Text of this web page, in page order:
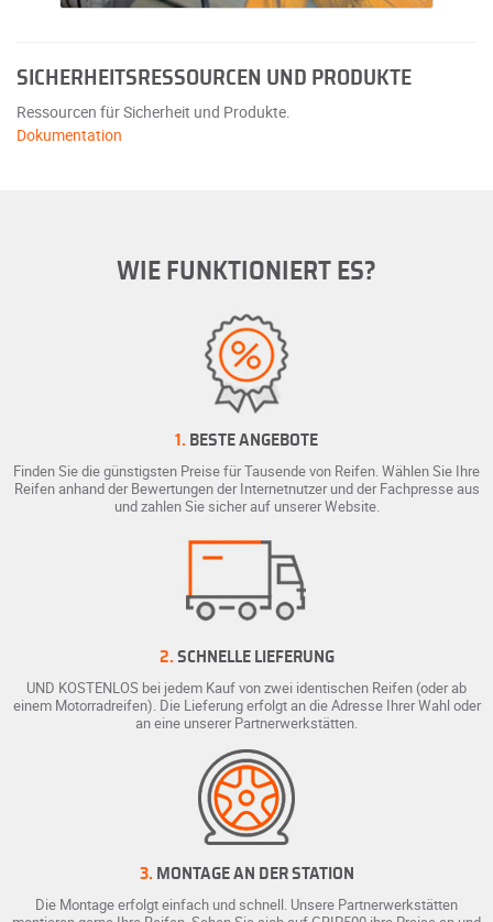
SICHERHEITSRESSOURCEN UND PRODUKTE
Ressourcen für Sicherheit und Produkte.
Dokumentation
WIE FUNKTIONIERT ES?
1. BESTE ANGEBOTE
Finden Sie die günstigsten Preise für Tausende von Reifen. Wählen Sie Ihre
Reifen anhand der Bewertungen der Internetnutzer und der Fachpresse aus
und zahlen Sie sicher auf unserer Website.
2. SCHNELLE LIEFERUNG
UND KOSTENLOS bei jedem Kauf von zwei identischen Reifen (oder ab
einem Motorradreifen). Die Lieferung erfolgt an die Adresse Ihrer Wahl oder
an eine unserer Partnerwerkstätten.
3. MONTAGE AN DER STATION
Die Montage erfolgt einfach und schnell. Unsere Partnerwerkstätten